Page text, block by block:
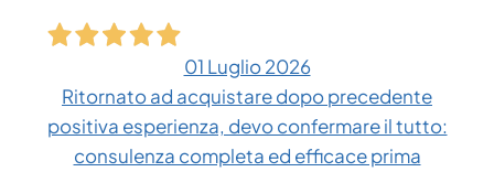
01 Luglio 2026
Ritornato ad acquistare dopo precedente
positiva esperienza, devo confermare il tutto:
consulenza completa ed efficace prima